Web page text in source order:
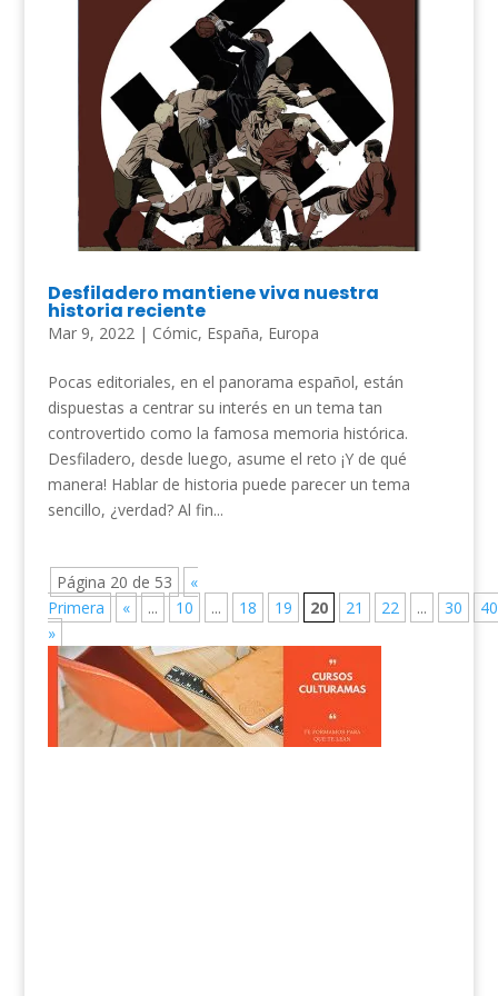
Desfiladero mantiene viva nuestra
historia reciente
Mar 9, 2022 | Cómic, España, Europa
Pocas editoriales, en el panorama español, están
dispuestas a centrar su interés en un tema tan
controvertido como la famosa memoria histórica.
Desfiladero, desde luego, asume el reto ¡Y de qué
manera! Hablar de historia puede parecer un tema
sencillo, ¿verdad? Al fin...
Página 20 de 53
«
Primera
« ... 10 ... 18 19 20 21 22 ... 30
40
»